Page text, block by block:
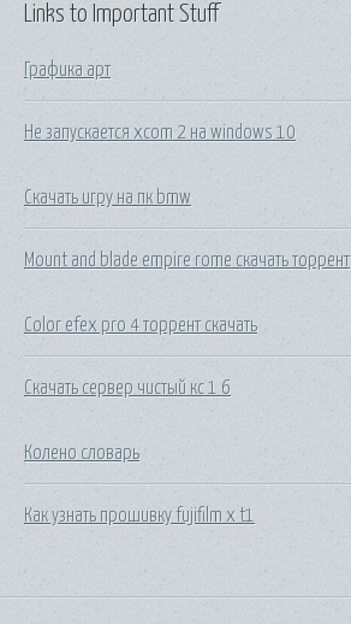
Links to Important Stuff
Графика арт
Не запускается xcom 2 на windows 10
Скачать игру на пк bmw
Mount and blade empire rome скачать торрент
Color efex pro 4 торрент скачать
Скачать сервер чистый кс 1 6
Колено словарь
Как узнать прошивку fujifilm x t1